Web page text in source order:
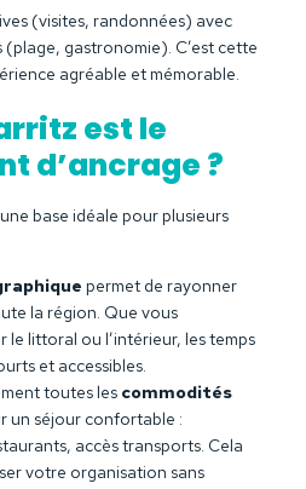
(visites, randonnées) avec
(plage, gastronomie). C’est cette
agréable et mémorable.
est le
d’ancrage ?
base idéale pour plusieurs
permet de rayonner
la région. Que vous
le littoral ou l’intérieur, les temps
et accessibles.
toutes les commodités
un séjour confortable :
accès transports. Cela
votre organisation sans